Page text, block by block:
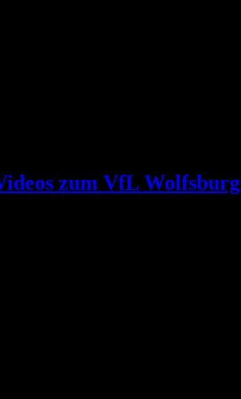
zum VfL Wolfsburg